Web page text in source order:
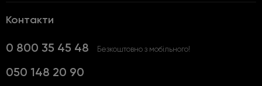
Контакти
0 800 35 45 48 Безкоштовно з мобільного!
050 148 20 90